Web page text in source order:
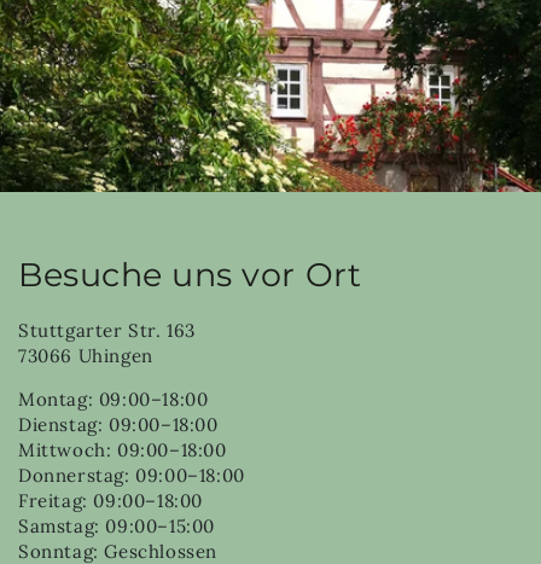
Besuche uns vor Ort
Stuttgarter Str. 163
73066 Uhingen
Montag: 09:00–18:00
Dienstag: 09:00–18:00
Mittwoch: 09:00–18:00
Donnerstag: 09:00–18:00
Freitag: 09:00–18:00
Samstag: 09:00–15:00
Sonntag: Geschlossen